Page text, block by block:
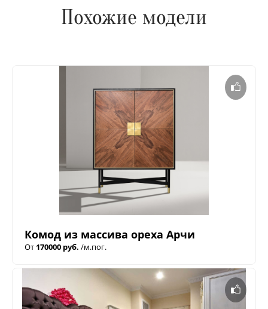
Похожие модели
Комод из массива ореха Арчи
От 170000 руб. /м.пог.